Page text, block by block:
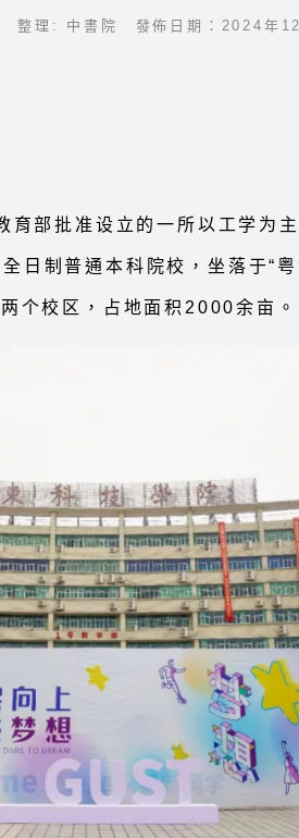
整理: 中書院 發佈日期：2024年12
部批准设立的一所以工学为主
日制普通本科院校，坐落于“
个校区，占地面积2000余亩。